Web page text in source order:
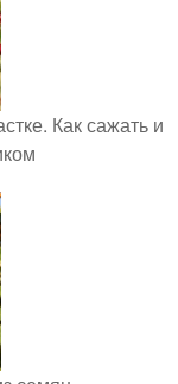
Как сажать и